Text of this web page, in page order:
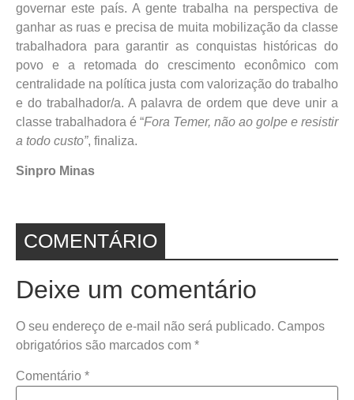
governar este país. A gente trabalha na perspectiva de
ganhar as ruas e precisa de muita mobilização da classe
trabalhadora para garantir as conquistas históricas do
povo e a retomada do crescimento econômico com
centralidade na política justa com valorização do trabalho
e do trabalhador/a. A palavra de ordem que deve unir a
classe trabalhadora é “Fora Temer, não ao golpe e resistir
a todo custo”, finaliza.
Sinpro Minas
COMENTÁRIO
Deixe um comentário
O seu endereço de e-mail não será publicado. Campos
obrigatórios são marcados com *
Comentário *